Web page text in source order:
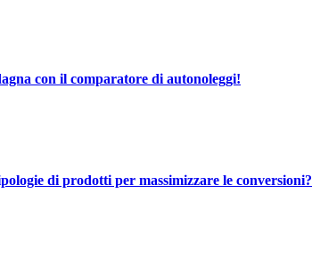
con il comparatore di autonoleggi!
di prodotti per massimizzare le conversioni?